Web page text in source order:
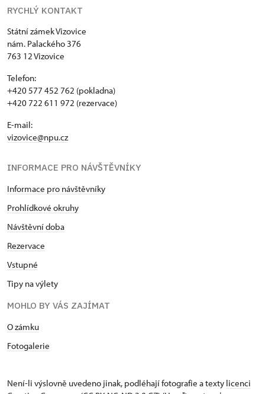
RYCHLÝ KONTAKT
Státní zámek Vizovice
nám. Palackého 376
763 12 Vizovice
Telefon:
+420 577 452 762 (pokladna)
+420 722 611 972 (rezervace)
E-mail:
vizovice@npu.cz
INFORMACE PRO NÁVŠTĚVNÍKY
Informace pro návštěvníky
Prohlídkové okruhy
Návštěvní doba
Rezervace
Vstupné
Tipy na výlety
MOHLO BY VÁS ZAJÍMAT
O zámku
Fotogalerie
Není-li výslovně uvedeno jinak, podléhají fotografie a texty licenci